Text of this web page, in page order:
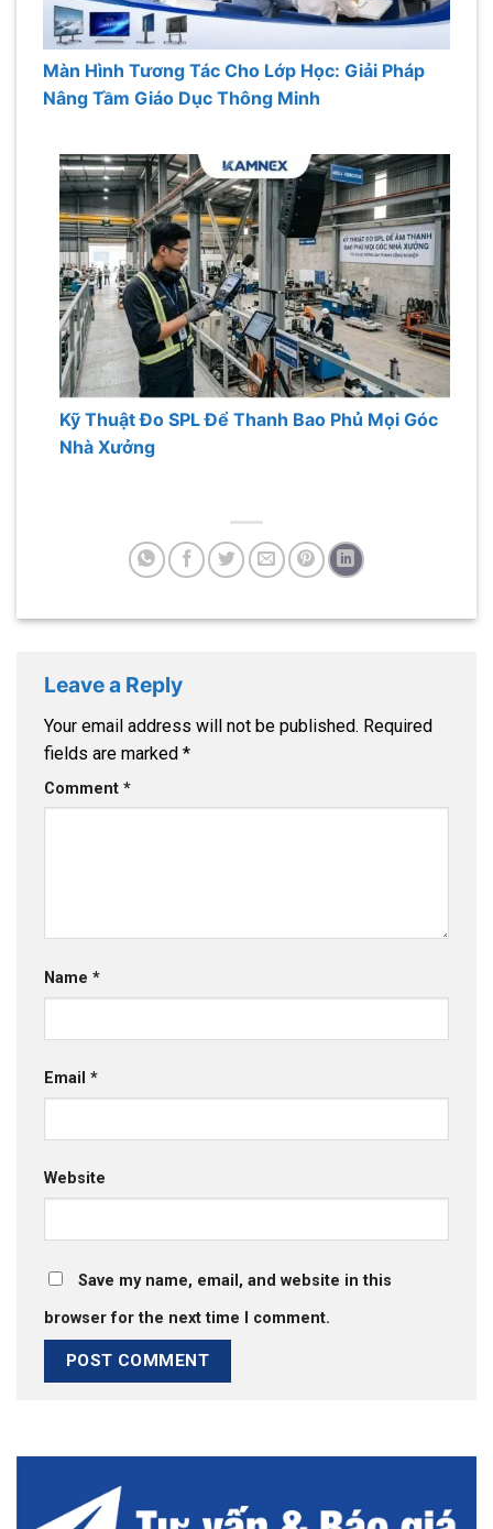
Màn Hình Tương Tác Cho Lớp Học: Giải Pháp
Nâng Tầm Giáo Dục Thông Minh
Kỹ Thuật Đo SPL Để Thanh Bao Phủ Mọi Góc
Nhà Xưởng
Leave a Reply
Your email address will not be published. Required
fields are marked *
Comment *
Name *
Email *
Website
Save my name, email, and website in this
browser for the next time I comment.